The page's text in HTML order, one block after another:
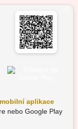
aplikace
nebo Google Play